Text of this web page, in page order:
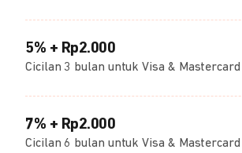
5% + Rp2.000
Cicilan 3 bulan untuk Visa & Mastercard
7% + Rp2.000
Cicilan 6 bulan untuk Visa & Mastercard